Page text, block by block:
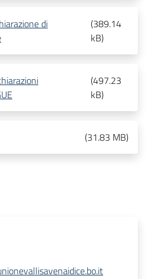
di
(389.14
kB)
(497.23
kB)
(31.83 MB)